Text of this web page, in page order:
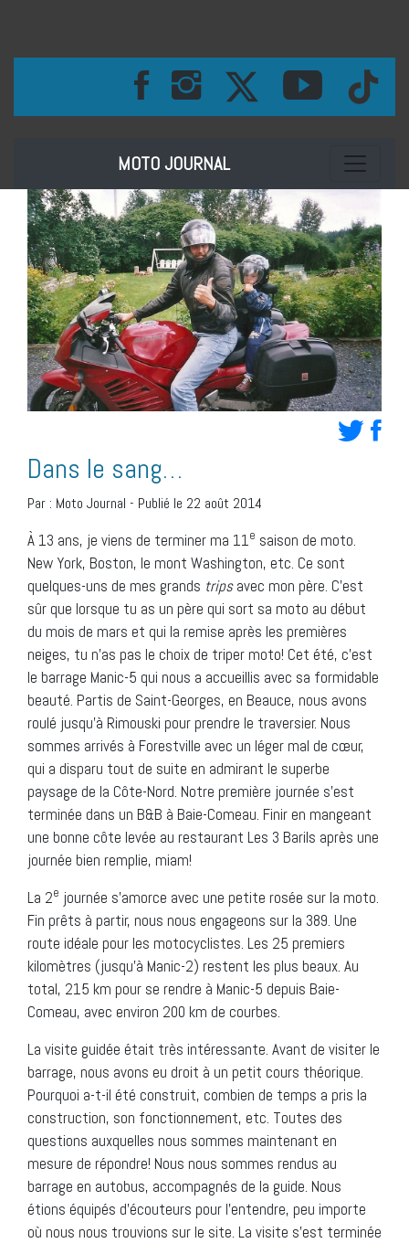
MOTO JOURNAL Toggle
Dans le sang…
Par : Moto Journal - Publié le 22 août 2014
À 13 ans, je viens de terminer ma 11e saison de moto.
New York, Boston, le mont Washington, etc. Ce sont
quelques-uns de mes grands tripsavec mon père. C’est
sûr que lorsque tu as un père qui sort sa moto au début
du mois de mars et qui la remise après les premières
neiges, tu n’as pas le choix de triper moto! Cet été, c’est
le barrage Manic-5 qui nous a accueillis avec sa formidable
beauté. Partis de Saint-Georges, en Beauce, nous avons
roulé jusqu’à Rimouski pour prendre le traversier. Nous
sommes arrivés à Forestville avec un léger mal de cœur,
qui a disparu tout de suite en admirant le superbe
paysage de la Côte-Nord. Notre première journée s’est
terminée dans un B&B à Baie-Comeau. Finir en mangeant
une bonne côte levée au restaurant Les 3 Barils après une
journée bien remplie, miam!
La 2e journée s’amorce avec une petite rosée sur la moto.
Fin prêts à partir, nous nous engageons sur la 389. Une
route idéale pour les motocyclistes. Les 25 premiers
kilomètres (jusqu’à Manic-2) restent les plus beaux. Au
total, 215 km pour se rendre à Manic-5 depuis Baie-
Comeau, avec environ 200 km de courbes.
La visite guidée était très intéressante. Avant de visiter le
barrage, nous avons eu droit à un petit cours théorique.
Pourquoi a-t-il été construit, combien de temps a pris la
construction, son fonctionnement, etc. Toutes des
questions auxquelles nous sommes maintenant en
mesure de répondre! Nous nous sommes rendus au
barrage en autobus, accompagnés de la guide. Nous
étions équipés d’écouteurs pour l’entendre, peu importe
où nous nous trouvions sur le site. La visite s’est terminée